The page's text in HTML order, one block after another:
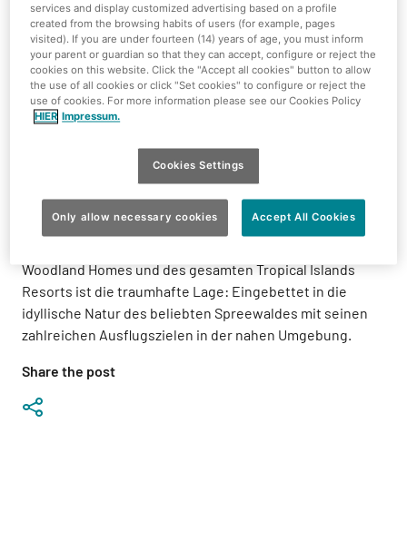
Share the post
Da sich die Woodland Homes großer Beliebtheit
erfreuen, baut Tropical Islands 60 weitere der modernen
Wohneinheiten in leicht verändertem Design.
Im gleichen Zuge werden auch neue Stellplätze für
Im August 2014 waren auf dem resorteigenen
Campingplatz feierlich die ersten Woodland Homes
Woodland Homes und des gesamten Tropical Islands
Resorts ist die traumhafte Lage: Eingebettet in die
idyllische Natur des beliebten Spreewaldes mit seinen
zahlreichen Ausflugszielen in der nahen Umgebung.
services and display customized advertising based on a profile
created from the browsing habits of users (for example, pages
visited). If you are under fourteen (14) years of age, you must inform
your parent or guardian so that they can accept, configure or reject the
cookies on this website. Click the "Accept all cookies" button to allow
the use of all cookies or click "Set cookies" to configure or reject the
use of cookies. For more information please see our Cookies Policy
HIER Impressum.
Cookies Settings
Only allow necessary cookies Accept All Cookies